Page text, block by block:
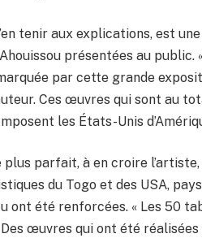
tenir aux explications, est
présentées au
par cette grande
Ces œuvres qui sont au
les États-Unis
plus parfait, à en croire
du Togo et des USA,
ont été renforcées. « Les 50
Des œuvres qui ont été